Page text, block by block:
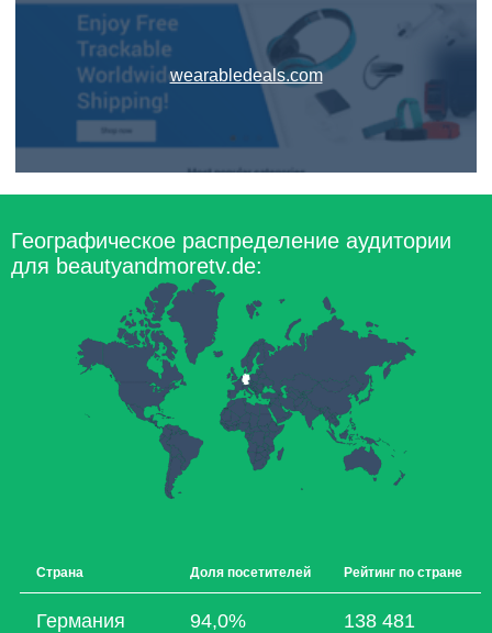
wearabledeals.com
Географическое распределение аудитории
для beautyandmoretv.de:
Страна Доля посетителей Рейтинг по стране
Германия 94,0% 138 481